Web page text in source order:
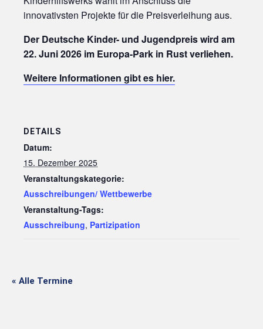
innovativsten Projekte für die Preisverleihung aus.
Der Deutsche Kinder- und Jugendpreis wird am
22. Juni 2026 im Europa-Park in Rust verliehen.
Weitere Informationen gibt es hier.
DETAILS
Datum:
15. Dezember 2025
Veranstaltungskategorie:
Ausschreibungen/ Wettbewerbe
Veranstaltung-Tags:
Ausschreibung, Partizipation
« Alle Termine